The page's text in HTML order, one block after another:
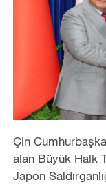
Çin
alan Büyük Halk
Japon